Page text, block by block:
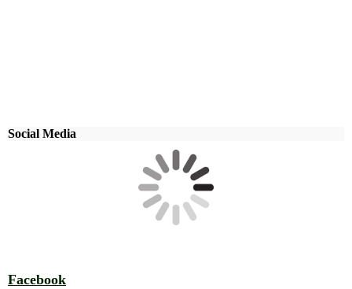
Social Media
Facebook